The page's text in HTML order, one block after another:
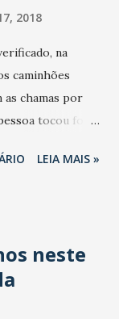
2018
na
caminhões
chamas por
tocou fogo
Em nota, a
Tratava-se
o que
O Corpo de
LEIA MAIS »
neste